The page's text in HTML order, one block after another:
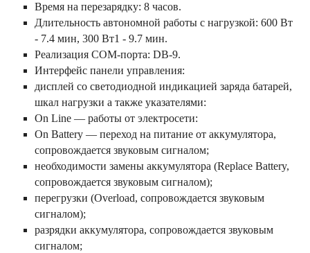
Время на перезарядку: 8 часов.
Длительность автономной работы с нагрузкой: 600 Вт
- 7.4 мин, 300 Вт1 - 9.7 мин.
Реализация COM-порта: DB-9.
Интерфейс панели управления:
дисплей со светодиодной индикацией заряда батарей,
шкал нагрузки а также указателями:
On Line — работы от электросети:
On Battery — переход на питание от аккумулятора,
сопровождается звуковым сигналом;
необходимости замены аккумулятора (Replace Battery,
сопровождается звуковым сигналом);
перегрузки (Overload, сопровождается звуковым
сигналом);
разрядки аккумулятора, сопровождается звуковым
сигналом;